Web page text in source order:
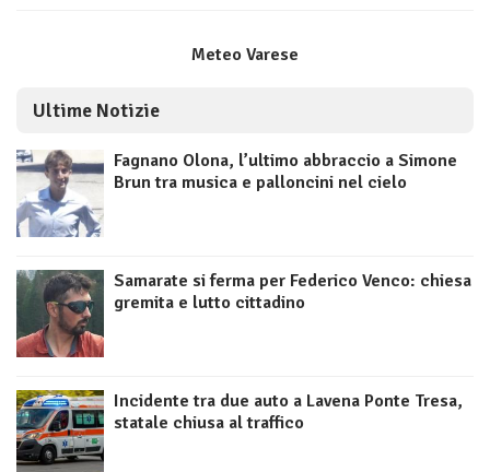
Meteo Varese
Ultime Notizie
Fagnano Olona, l’ultimo abbraccio a Simone
Brun tra musica e palloncini nel cielo
Samarate si ferma per Federico Venco: chiesa
gremita e lutto cittadino
Incidente tra due auto a Lavena Ponte Tresa,
statale chiusa al traffico